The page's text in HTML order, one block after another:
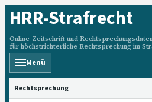
HRR-Strafrecht
Online-Zeitschrift und
für höchstrichterliche Rechtsprechung im
Menü
HRRS durchsuchen